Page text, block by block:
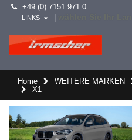
+49 (0) 7151 971 0
LINKS
Home WEITERE MARKEN
X1